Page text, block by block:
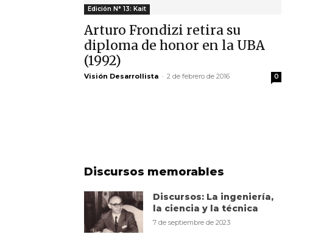
Edición N° 13: Kait
Arturo Frondizi retira su
diploma de honor en la UBA
(1992)
Visión Desarrollista - 2 de febrero de 2016 0
Discursos memorables
Discursos: La ingeniería,
la ciencia y la técnica
7 de septiembre de 2023